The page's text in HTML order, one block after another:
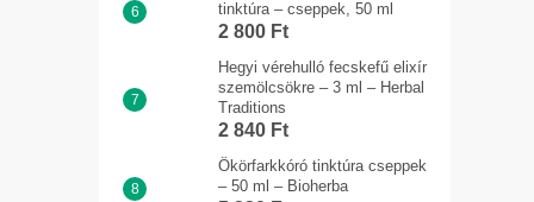
tinktúra – cseppek, 50 ml
2 800 Ft
Hegyi vérehulló fecskefű elixír
szemölcsökre – 3 ml – Herbal
Traditions
2 840 Ft
Ökörfarkkóró tinktúra cseppek
– 50 ml – Bioherba